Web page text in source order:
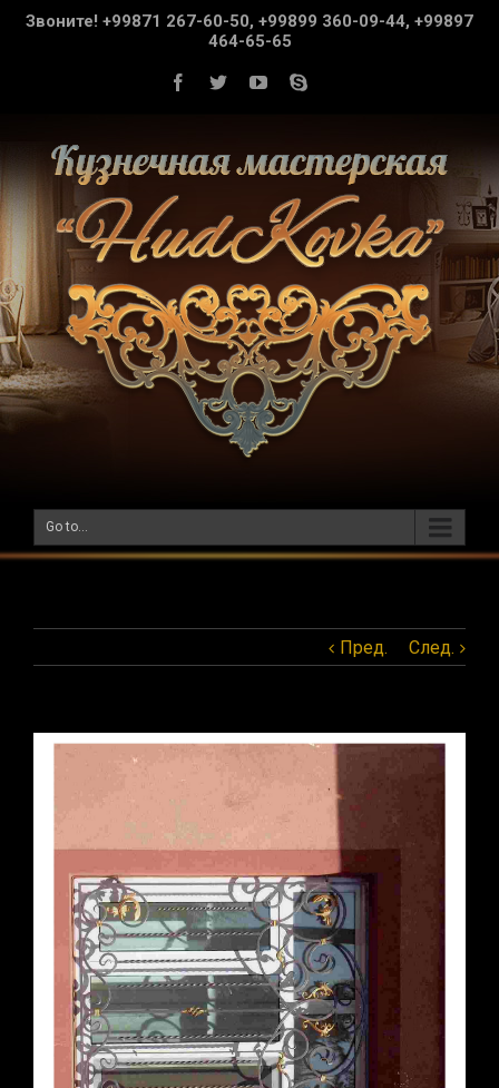
Звоните! +99871 267-60-50, +99899 360-09-44, +99897
464-65-65
Go to...
Пред. След.